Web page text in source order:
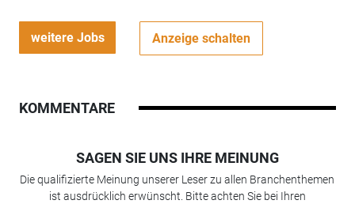
weitere Jobs Anzeige schalten
KOMMENTARE
SAGEN SIE UNS IHRE MEINUNG
Die qualifizierte Meinung unserer Leser zu allen Branchenthemen
ist ausdrücklich erwünscht. Bitte achten Sie bei Ihren